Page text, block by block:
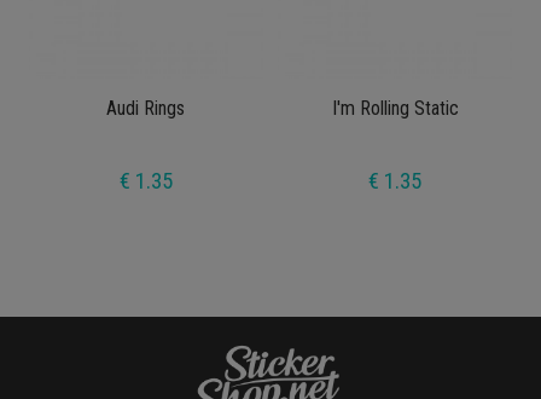
Audi Rings
€ 1.35
I'm Rolling Static
€ 1.35